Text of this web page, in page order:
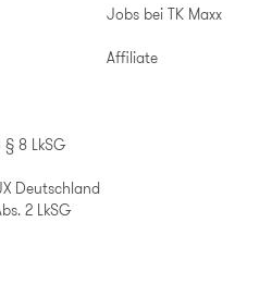
§ 8 LkSG
Deutschland
2 LkSG
Jobs bei TK Maxx
Affiliate